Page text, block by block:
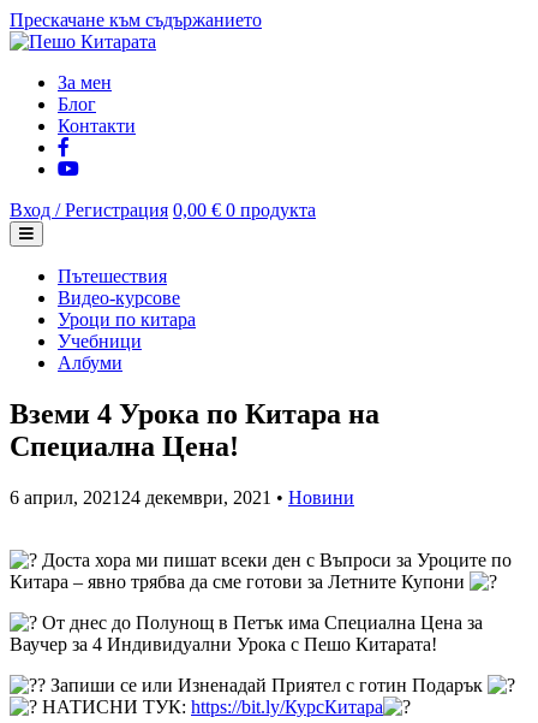
Прескачане към съдържанието
За мен
Блог
Контакти
Вход / Регистрация 0,00 € 0 продукта
Пътешествия
Видео-курсове
Уроци по китара
Учебници
Албуми
Вземи 4 Урока по Китара на
Специална Цена!
6 април, 2021 24 декември, 2021 • Новини
Доста хора ми пишат всеки ден с Въпроси за Уроците по
Китара – явно трябва да сме готови за Летните Купони
От днес до Полунощ в Петък има Специална Цена за
Ваучер за 4 Индивидуални Урока с Пешо Китарата!
Запиши се или Изненадай Приятел с готин Подарък
НАТИСНИ ТУК: https://bit.ly/КурсКитара